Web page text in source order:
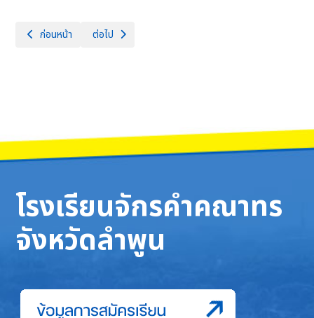
เนื้อหาก่อนหน้า: ตารางเรียน ภาคเรียนที่ 2/2568
ก่อนหน้า เนื้อหาถัดไป: ตารางเรียน ภาคเรียนที่ 2/2567
ต่อไป
โรงเรียนจักรคำคณาทร
จังหวัดลำพูน